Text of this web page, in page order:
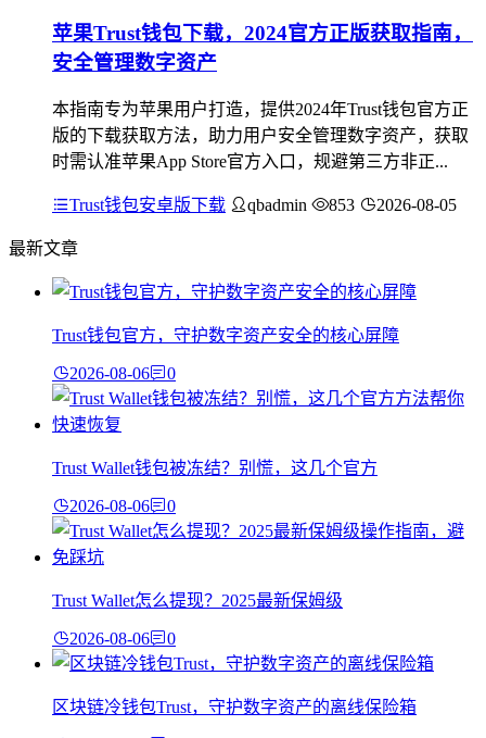
苹果Trust钱包下载，2024官方正版获取指南，
安全管理数字资产
本指南专为苹果用户打造，提供2024年Trust钱包官方正
版的下载获取方法，助力用户安全管理数字资产，获取
时需认准苹果App Store官方入口，规避第三方非正...
Trust钱包安卓版下载 qbadmin 853 2026-08-05
最新文章
Trust钱包官方，守护数字资产安全的核心屏障
2026-08-06 0
Trust Wallet钱包被冻结？别慌，这几个官方
2026-08-06 0
Trust Wallet怎么提现？2025最新保姆级
2026-08-06 0
区块链冷钱包Trust，守护数字资产的离线保险箱